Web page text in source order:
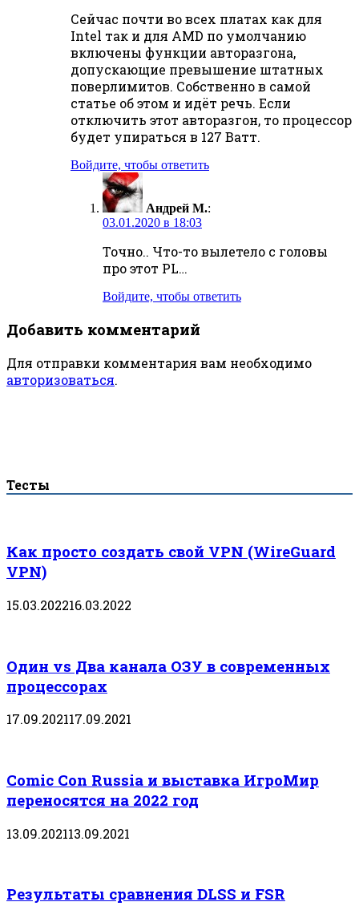
Сейчас почти во всех платах как для
Intel так и для AMD по умолчанию
включены функции авторазгона,
допускающие превышение штатных
поверлимитов. Собственно в самой
статье об этом и идёт речь. Если
отключить этот авторазгон, то процессор
будет упираться в 127 Ватт.
Войдите, чтобы ответить
Андрей М.:
03.01.2020 в 18:03
Точно.. Что-то вылетело с головы
про этот PL…
Войдите, чтобы ответить
Добавить комментарий
Для отправки комментария вам необходимо
авторизоваться.
Тесты
Как просто создать свой VPN (WireGuard
VPN)
15.03.202216.03.2022
Один vs Два канала ОЗУ в современных
процессорах
17.09.202117.09.2021
Comic Con Russia и выставка ИгроМир
переносятся на 2022 год
13.09.202113.09.2021
Результаты сравнения DLSS и FSR